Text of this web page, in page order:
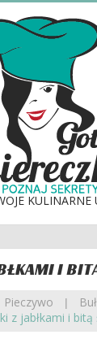
KULINARNE
I
Pieczywo
z jabłkami i